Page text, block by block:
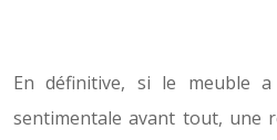
En définitive, si le meuble
sentimentale avant tout, une